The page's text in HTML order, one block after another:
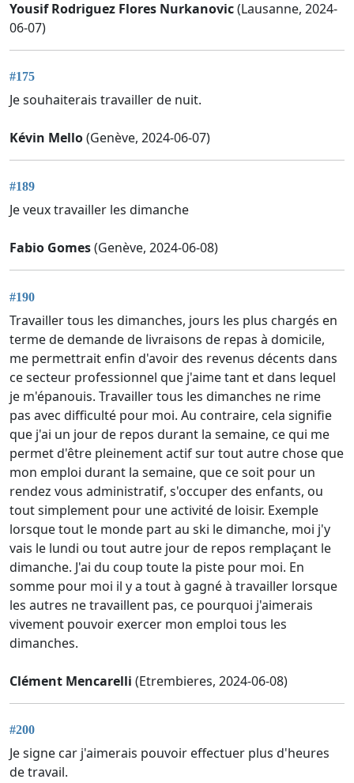
Yousif Rodriguez Flores Nurkanovic(Lausanne, 2024-
06-07)
#175
Je souhaiterais travailler de nuit.
Kévin Mello(Genève, 2024-06-07)
#189
Je veux travailler les dimanche
Fabio Gomes(Genève, 2024-06-08)
#190
Travailler tous les dimanches, jours les plus chargés en
terme de demande de livraisons de repas à domicile,
me permettrait enfin d'avoir des revenus décents dans
ce secteur professionnel que j'aime tant et dans lequel
je m'épanouis. Travailler tous les dimanches ne rime
pas avec difficulté pour moi. Au contraire, cela signifie
que j'ai un jour de repos durant la semaine, ce qui me
permet d'être pleinement actif sur tout autre chose que
mon emploi durant la semaine, que ce soit pour un
rendez vous administratif, s'occuper des enfants, ou
tout simplement pour une activité de loisir. Exemple
lorsque tout le monde part au ski le dimanche, moi j'y
vais le lundi ou tout autre jour de repos remplaçant le
dimanche. J'ai du coup toute la piste pour moi. En
somme pour moi il y a tout à gagné à travailler lorsque
les autres ne travaillent pas, ce pourquoi j'aimerais
vivement pouvoir exercer mon emploi tous les
dimanches.
Clément Mencarelli (Etrembieres, 2024-06-08)
#200
Je signe car j'aimerais pouvoir effectuer plus d'heures
de travail.